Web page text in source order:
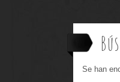
Se han